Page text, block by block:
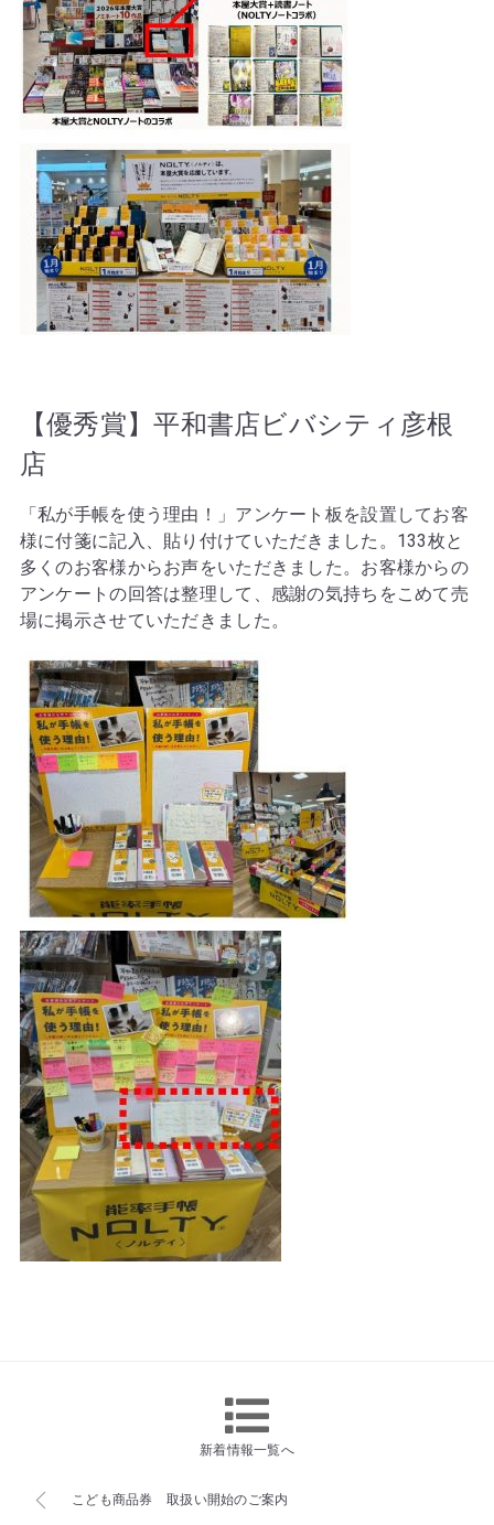
【優秀賞】平和書店ビバシティ彦根
店
「私が手帳を使う理由！」アンケート板を設置してお客
様に付箋に記入、貼り付けていただきました。133枚と
多くのお客様からお声をいただきました。お客様からの
アンケートの回答は整理して、感謝の気持ちをこめて売
場に掲示させていただきました。
新着情報一覧へ
こども商品券 取扱い開始のご案内